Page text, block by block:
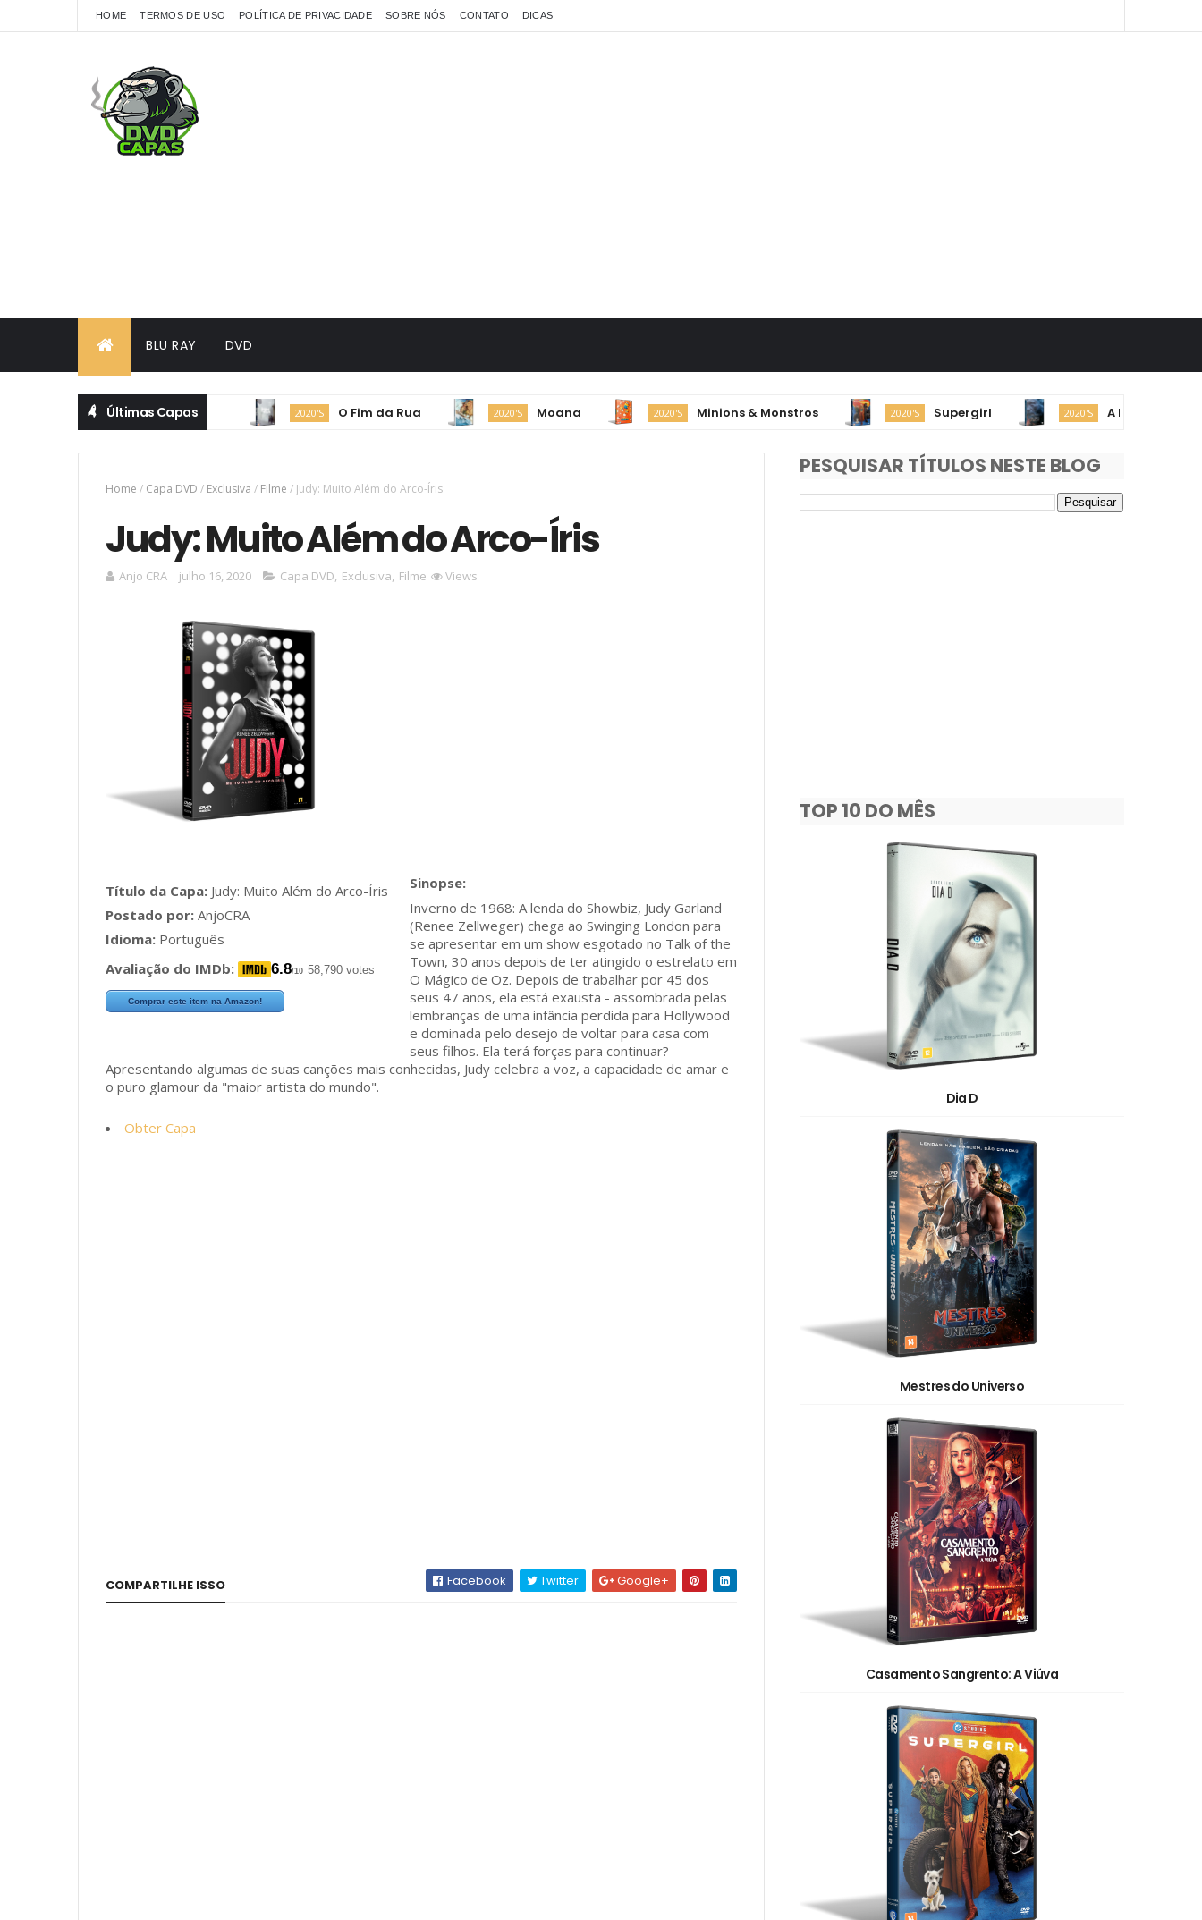
HOME TERMOS DE USO POLÍTICA DE PRIVACIDADE SOBRE NÓS CONTATO DICAS
BLU RAY DVD
Últimas Capas 2020'S O Fim da Rua 2020'S Moana 2020'S Minions & Monstros 2020'S Supergirl 2020'S A Morte de Robin
Home / Capa DVD / Exclusiva / Filme / Judy: Muito Além do Arco-Íris
Judy: Muito Além do Arco-Íris
Anjo CRA julho 16, 2020 Capa DVD, Exclusiva, Filme Views
Título da Capa: Judy: Muito Além do Arco-Íris
Postado por: AnjoCRA
Idioma: Português
Avaliação do IMDb:
6.8/10 58,790 votes
Comprar este item na Amazon!
Inverno de 1968: A lenda do Showbiz, Judy Garland
(Renee Zellweger) chega ao Swinging London para
se apresentar em um show esgotado no Talk of the
Town, 30 anos depois de ter atingido o estrelato em
O Mágico de Oz. Depois de trabalhar por 45 dos
seus 47 anos, ela está exausta - assombrada pelas
lembranças de uma infância perdida para Hollywood
e dominada pelo desejo de voltar para casa com
seus filhos. Ela terá forças para continuar?
Apresentando algumas de suas canções mais conhecidas, Judy celebra a voz, a capacidade de amar e
o puro glamour da "maior artista do mundo".
Obter Capa
COMPARTILHE ISSO Facebook Twitter Google+
PESQUISAR TÍTULOS NESTE BLOG
TOP 10 DO MÊS
Dia D
Mestres do Universo
Casamento Sangrento: A Viúva